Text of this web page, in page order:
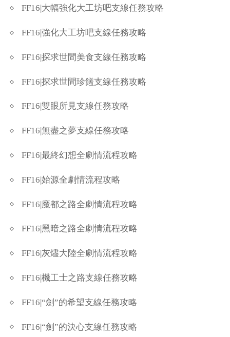
FF16|大幅強化大工坊吧支線任務攻略
FF16|強化大工坊吧支線任務攻略
FF16|探求世間美食支線任務攻略
FF16|探求世間珍饈支線任務攻略
FF16|雙眼所見支線任務攻略
FF16|無盡之夢支線任務攻略
FF16|最終幻想全劇情流程攻略
FF16|始源全劇情流程攻略
FF16|魔都之路全劇情流程攻略
FF16|黑暗之路全劇情流程攻略
FF16|灰燼大陸全劇情流程攻略
FF16|機工士之路支線任務攻略
FF16|“劍”的希望支線任務攻略
FF16|“劍”的決心支線任務攻略